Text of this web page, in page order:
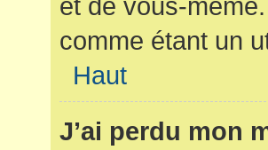
comme étant un
Haut
J’ai perdu mon